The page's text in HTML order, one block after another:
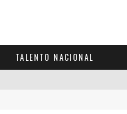
TALENTO NACIONAL